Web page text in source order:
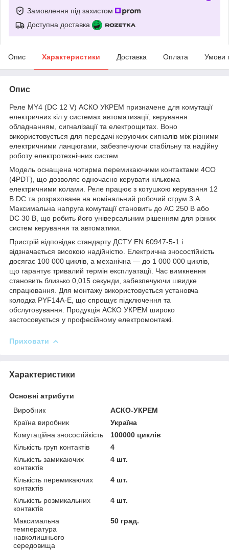
Замовлення під захистом
Доступна доставка
Опис Характеристики Доставка Оплата Умови
Опис
Реле MY4 (DC 12 V) АСКО УКРЕМ призначене для комутації
електричних кіл у системах автоматизації, керування
обладнанням, сигналізації та електрощитах. Воно
використовується для передачі керуючих сигналів між різними
електричними ланцюгами, забезпечуючи стабільну та надійну
роботу електротехнічних систем.
Модель оснащена чотирма перемикаючими контактами 4CO
(4PDT), що дозволяє одночасно керувати кількома
електричними колами. Реле працює з котушкою керування 12
В DC та розраховане на номінальний робочий струм 3 А.
Максимальна напруга комутації становить до AC 250 В або
DC 30 В, що робить його універсальним рішенням для різних
систем керування та автоматики.
Пристрій відповідає стандарту ДСТУ EN 60947-5-1 і
відзначається високою надійністю. Електрична зносостійкість
досягає 100 000 циклів, а механічна — до 1 000 000 циклів,
що гарантує тривалий термін експлуатації. Час вимкнення
становить близько 0,015 секунди, забезпечуючи швидке
спрацювання. Для монтажу використовується установча
колодка PYF14A-E, що спрощує підключення та
обслуговування. Продукція АСКО УКРЕМ широко
застосовується у професійному електромонтажі.
Приховати
Характеристики
Основні атрибути
Виробник
АСКО-УКРЕМ
Країна виробник
Україна
Комутаційна зносостійкість
100000 циклів
Кількість груп контактів
4
Кількість замикаючих
контактів
4 шт.
Кількість перемикаючих
контактів
4 шт.
Кількість розмикальних
контактів
4 шт.
Максимальна
температура
навколишнього
середовища
50 град.